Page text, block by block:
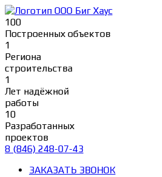
Перейти
к
содержимому
100
Построенных объектов
1
Региона
строительства
1
Лет надёжной
работы
10
Разработанных
проектов
8 (846) 248-07-43
ЗАКАЗАТЬ ЗВОНОК